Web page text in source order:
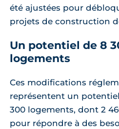
été ajustées pour
projets de construction
Un potentiel de 8
logements
Ces modifications
représentent un
300 logements, dont 2
pour répondre à des